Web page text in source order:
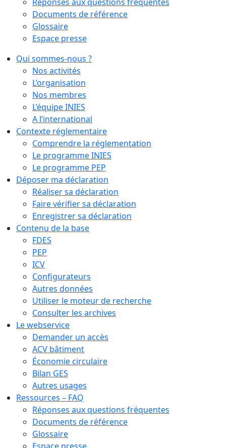
Documents de référence
Glossaire
Espace presse
Qui sommes-nous ?
Nos activités
L’organisation
Nos membres
L’équipe INIES
A l’international
Contexte réglementaire
Comprendre la réglementation
Le programme INIES
Le programme PEP
Déposer ma déclaration
Réaliser sa déclaration
Faire vérifier sa déclaration
Enregistrer sa déclaration
Contenu de la base
FDES
PEP
ICV
Configurateurs
Autres données
Utiliser le moteur de recherche
Consulter les archives
Le webservice
Demander un accès
ACV bâtiment
Économie circulaire
Bilan GES
Autres usages
Ressources – FAQ
Réponses aux questions fréquentes
Documents de référence
Glossaire